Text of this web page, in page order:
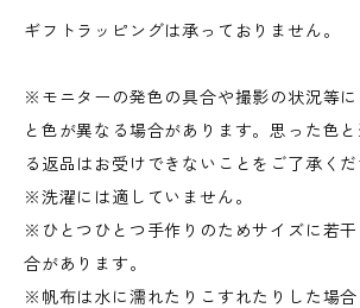
ギフトラッピングは承っておりません。
※モニターの発色の具合や撮影の状況等
と色が異なる場合があります。思った色
る返品はお受けできないことをご了承くだ
※洗濯には適していません。
※ひとつひとつ手作りのためサイズに若
合があります。
※帆布は水に濡れたりこすれたりした場合